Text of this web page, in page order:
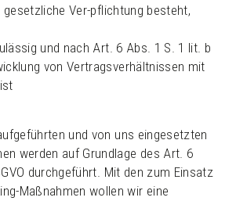
gesetzliche Ver-pflichtung besteht,
und nach Art. 6 Abs. 1 S. 1 lit. b
von Vertragsverhältnissen mit
und von uns eingesetzten
werden auf Grundlage des Art. 6
durchgeführt. Mit den zum Einsatz
Maßnahmen wollen wir eine